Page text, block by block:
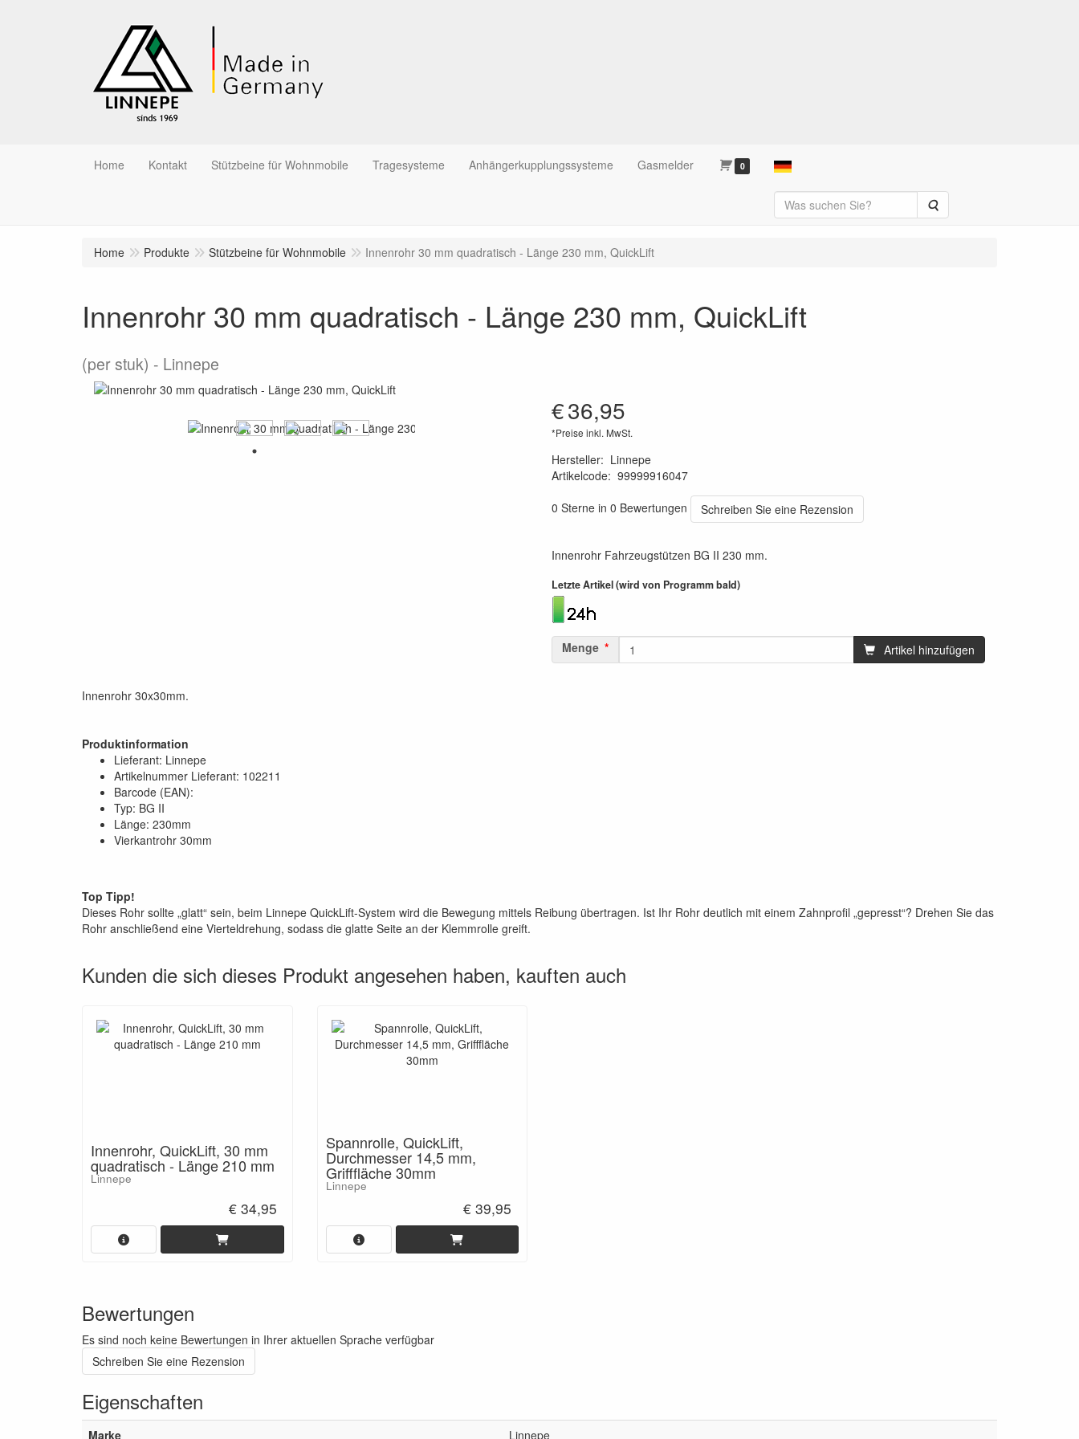
Home Kontakt Stützbeine für Wohnmobile Tragesysteme Anhängerkupplungssysteme Gasmelder 0
Suche
Home Produkte Stützbeine für Wohnmobile Innenrohr 30 mm quadratisch - Länge 230 mm, QuickLift
Innenrohr 30 mm quadratisch - Länge 230 mm, QuickLift
(per stuk) Linnepe
€36,95
*Preise inkl. MwSt.
Hersteller: Linnepe
Artikelcode: 99999916047
0 Sterne in 0 Bewertungen
Schreiben Sie eine Rezension
Innenrohr Fahrzeugstützen BG II 230 mm.
Letzte Artikel (wird von Programm bald)
Menge Artikel hinzufügen
Innenrohr 30x30mm.
Produktinformation
Lieferant: Linnepe
Artikelnummer Lieferant: 102211
Barcode (EAN):
Typ: BG II
Länge: 230mm
Vierkantrohr 30mm
Top Tipp!
Dieses Rohr sollte „glatt“ sein, beim Linnepe QuickLift-System wird die Bewegung mittels Reibung übertragen. Ist Ihr Rohr deutlich mit einem Zahnprofil „gepresst“? Drehen Sie das
Rohr anschließend eine Vierteldrehung, sodass die glatte Seite an der Klemmrolle greift.
Kunden die sich dieses Produkt angesehen haben, kauften auch
Innenrohr, QuickLift, 30 mm
quadratisch - Länge 210 mm
Linnepe
€ 34,95
Spannrolle, QuickLift,
Durchmesser 14,5 mm,
Grifffläche 30mm
Linnepe
€ 39,95
Bewertungen
Es sind noch keine Bewertungen in Ihrer aktuellen Sprache verfügbar
Schreiben Sie eine Rezension
Eigenschaften
Marke Linnepe